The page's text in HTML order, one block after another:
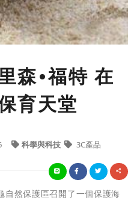
森•福特 在
育天堂
科學與科技 3C產品
自然保護區召開了一個保護海